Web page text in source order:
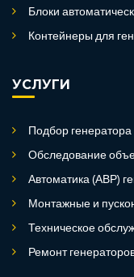
Блоки
Контейнеры для
УСЛУГИ
Подбор генератора
Обследование
Автоматика (АВР)
Монтажные и
Техническое
Ремонт